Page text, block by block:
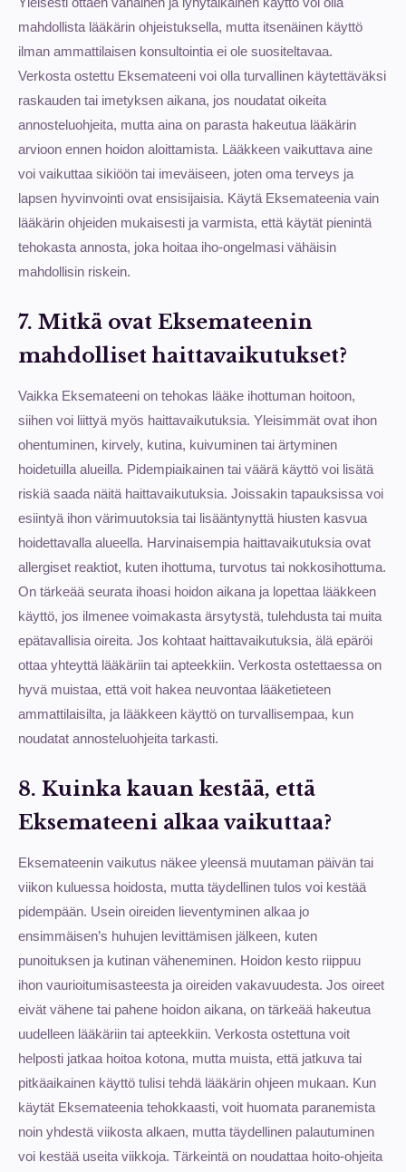
mahdollista lääkärin ohjeistuksella, mutta itsenäinen käyttö
ilman ammattilaisen konsultointia ei ole suositeltavaa.
Verkosta ostettu Eksemateeni voi olla turvallinen käytettäväksi
raskauden tai imetyksen aikana, jos noudatat oikeita
annosteluohjeita, mutta aina on parasta hakeutua lääkärin
arvioon ennen hoidon aloittamista. Lääkkeen vaikuttava aine
voi vaikuttaa sikiöön tai imeväiseen, joten oma terveys ja
lapsen hyvinvointi ovat ensisijaisia. Käytä Eksemateenia vain
lääkärin ohjeiden mukaisesti ja varmista, että käytät pienintä
tehokasta annosta, joka hoitaa iho-ongelmasi vähäisin
mahdollisin riskein.
7. Mitkä ovat Eksemateenin
mahdolliset haittavaikutukset?
Vaikka Eksemateeni on tehokas lääke ihottuman hoitoon,
siihen voi liittyä myös haittavaikutuksia. Yleisimmät ovat ihon
ohentuminen, kirvely, kutina, kuivuminen tai ärtyminen
hoidetuilla alueilla. Pidempiaikainen tai väärä käyttö voi lisätä
riskiä saada näitä haittavaikutuksia. Joissakin tapauksissa voi
esiintyä ihon värimuutoksia tai lisääntynyttä hiusten kasvua
hoidettavalla alueella. Harvinaisempia haittavaikutuksia ovat
allergiset reaktiot, kuten ihottuma, turvotus tai nokkosihottuma.
On tärkeää seurata ihoasi hoidon aikana ja lopettaa lääkkeen
käyttö, jos ilmenee voimakasta ärsytystä, tulehdusta tai muita
epätavallisia oireita. Jos kohtaat haittavaikutuksia, älä epäröi
ottaa yhteyttä lääkäriin tai apteekkiin. Verkosta ostettaessa on
hyvä muistaa, että voit hakea neuvontaa lääketieteen
ammattilaisilta, ja lääkkeen käyttö on turvallisempaa, kun
noudatat annosteluohjeita tarkasti.
8. Kuinka kauan kestää, että
Eksemateeni alkaa vaikuttaa?
Eksemateenin vaikutus näkee yleensä muutaman päivän tai
viikon kuluessa hoidosta, mutta täydellinen tulos voi kestää
pidempään. Usein oireiden lieventyminen alkaa jo
ensimmäisen’s huhujen levittämisen jälkeen, kuten
punoituksen ja kutinan väheneminen. Hoidon kesto riippuu
ihon vaurioitumisasteesta ja oireiden vakavuudesta. Jos oireet
eivät vähene tai pahene hoidon aikana, on tärkeää hakeutua
uudelleen lääkäriin tai apteekkiin. Verkosta ostettuna voit
helposti jatkaa hoitoa kotona, mutta muista, että jatkuva tai
pitkäaikainen käyttö tulisi tehdä lääkärin ohjeen mukaan. Kun
käytät Eksemateenia tehokkaasti, voit huomata paranemista
noin yhdestä viikosta alkaen, mutta täydellinen palautuminen
voi kestää useita viikkoja. Tärkeintä on noudattaa hoito-ohjeita